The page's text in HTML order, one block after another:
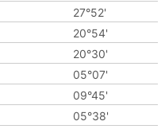
27°52'
20°54'
20°30'
05°07'
09°45'
05°38'